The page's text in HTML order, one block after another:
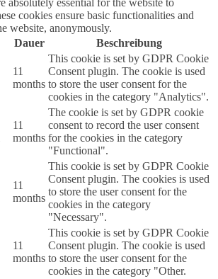
cookies ensure basic functionalities and
website, anonymously.
Dauer Beschreibung
11
months
This cookie is set by GDPR Cookie
Consent plugin. The cookie is used
to store the user consent for the
cookies in the category "Analytics".
11
months
The cookie is set by GDPR cookie
consent to record the user consent
for the cookies in the category
"Functional".
11
months
This cookie is set by GDPR Cookie
Consent plugin. The cookies is used
to store the user consent for the
cookies in the category
"Necessary".
11
months
This cookie is set by GDPR Cookie
Consent plugin. The cookie is used
to store the user consent for the
cookies in the category "Other.